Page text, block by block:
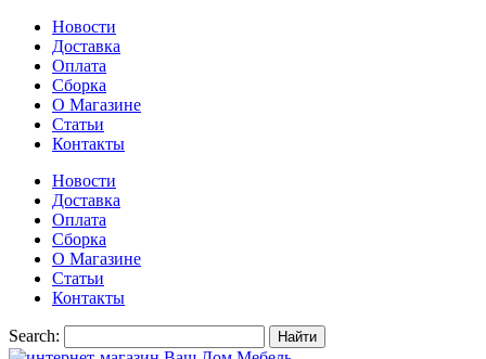
Новости
Доставка
Оплата
Сборка
О Магазине
Статьи
Контакты
Новости
Доставка
Оплата
Сборка
О Магазине
Статьи
Контакты
Search: Найти